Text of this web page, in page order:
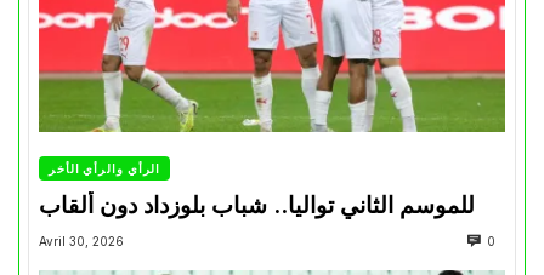
الرأي والرأي الأخر
للموسم الثاني تواليا.. شباب بلوزداد دون ألقاب
Avril 30, 2026 0